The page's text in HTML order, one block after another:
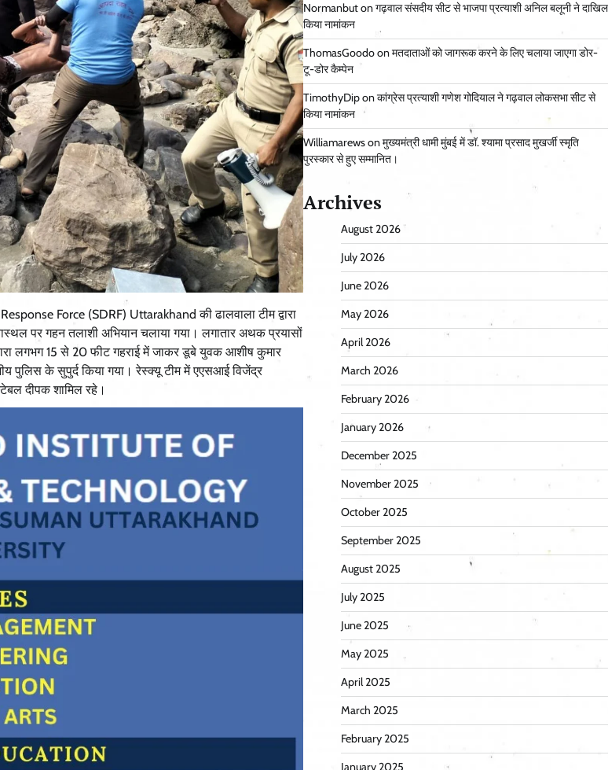
Force (SDRF) Uttarakhand की ढालवाला टीम द्वारा
पर गहन तलाशी अभियान चलाया गया। लगातार अथक प्रयासों
लगभग 15 से 20 फीट गहराई में जाकर डूबे युवक आशीष कुमार
पुलिस के सुपुर्द किया गया। रेस्क्यू टीम में एएसआई विजेंद्र
दीपक शामिल रहे।
Normanbutonगढ़वाल संसदीय सीट से भाजपा प्रत्याशी अनिल बलूनी ने दाखिल
किया नामांकन
ThomasGoodoonमतदाताओं को जागरूक करने के लिए चलाया जाएगा डोर-
टू-डोर कैम्पेन
TimothyDiponकांग्रेस प्रत्याशी गणेश गोदियाल ने गढ़वाल लोकसभा सीट से
किया नामांकन
Williamarewsonमुख्यमंत्री धामी मुंबई में डॉ. श्यामा प्रसाद मुखर्जी स्मृति
पुरस्कार से हुए सम्मानित।
Archives
August 2026
July 2026
June 2026
May 2026
April 2026
March 2026
February 2026
January 2026
December 2025
November 2025
October 2025
September 2025
August 2025
July 2025
June 2025
May 2025
April 2025
March 2025
February 2025
January 2025